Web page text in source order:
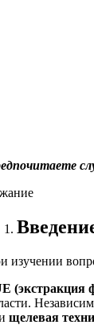
изучении
(экстракция
щелевая